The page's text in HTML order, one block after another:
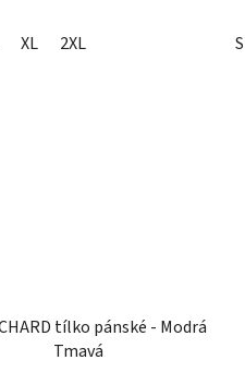
XL 2XL S
tílko pánské - Modrá
Tmavá